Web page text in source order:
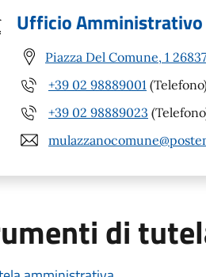
Ufficio Amministrativo
Piazza Del Comune, 1
+39 02 98889001
+39 02 98889023
di